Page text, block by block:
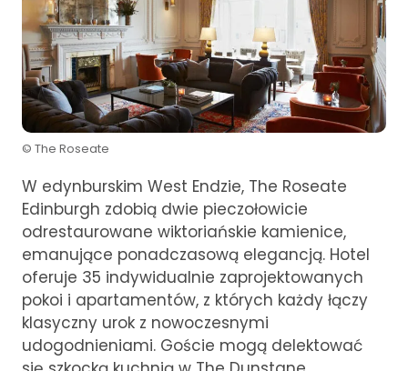
© The Roseate
W edynburskim West Endzie, The Roseate
Edinburgh zdobią dwie pieczołowicie
odrestaurowane wiktoriańskie kamienice,
emanujące ponadczasową elegancją. Hotel
oferuje 35 indywidualnie zaprojektowanych
pokoi i apartamentów, z których każdy łączy
klasyczny urok z nowoczesnymi
udogodnieniami. Goście mogą delektować